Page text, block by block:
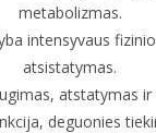
metabolizmas.
intensyvaus
atsistatymas.
atstatymas ir
deguonies